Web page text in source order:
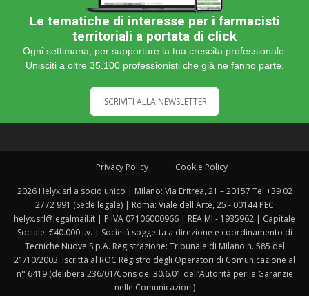
Le tematiche di interesse per i farmacisti
territoriali a portata di click
Ogni settimana, per supportare la tua crescita professionale.
Unisciti a oltre 35.100 professionisti che già ne fanno parte.
ISCRIVITI ALLA NEWSLETTER
Privacy Policy Cookie Policy
2026 Helyx srl a socio unico | Milano: Via Eritrea, 21 – 20157 Tel +39 02
2772 991 (Sede legale) | Roma: Viale dell'Arte, 25 - 00144 PEC
helyx.srl@legalmail.it | P.IVA 07106000966 | REA MI - 1935962 | Capitale
Sociale: €40.000 i.v. | Società soggetta a direzione e coordinamento di
Tecniche Nuove S.p.A. Registrazione: Tribunale di Milano n. 585 del
21/10/2003. Iscritta al ROC Registro degli Operatori di Comunicazione al
n° 6419 (delibera 236/01/Cons del 30.6.01 dell’Autorità per le Garanzie
nelle Comunicazioni)